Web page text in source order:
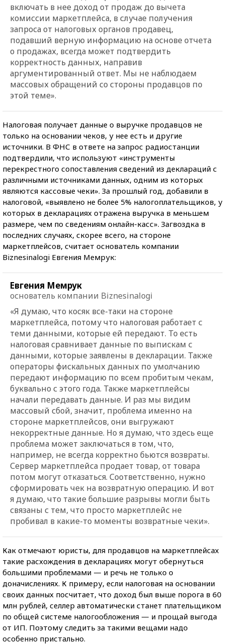
включать в нее доход от продаж до вычета
комиссии маркетплейса, в случае получения
запроса от налоговых органов продавец,
подавший верную информацию на основе отчета
о продажах, всегда может подтвердить
корректность данных, направив
аргументированный ответ. Мы не наблюдаем
массовых обращений со стороны продавцов по
этой теме».
Налоговая получает данные о выручке продавцов не
только на основании чеков, у нее есть и другие
источники. В ФНС в ответе на запрос радиостанции
подтвердили, что используют «инструменты
перекрестного сопоставления сведений из деклараций с
различными источниками данных, одним из которых
являются кассовые чеки». За прошлый год, добавили в
налоговой, «выявлено не более 5% налогоплательщиков, у
которых в декларациях отражена выручка в меньшем
размере, чем по сведениям онлайн-касс». Загвоздка в
последних случаях, скорее всего, на стороне
маркетплейсов, считает основатель компании
Biznesinalogi Евгения Мемрук:
Евгения Мемрук
основатель компании Biznesinalogi
«Я думаю, что косяк все-таки на стороне
маркетплейса, потому что налоговая работает с
теми данными, которые ей передают. То есть
налоговая сравнивает данные по выпискам с
данными, которые заявлены в декларации. Также
операторы фискальных данных по умолчанию
передают информацию по всем пробитым чекам,
буквально с этого года. Также маркетплейсы
начали передавать данные. И раз мы видим
массовый сбой, значит, проблема именно на
стороне маркетплейсов, они выгружают
некорректные данные. Но я думаю, что здесь еще
проблема может заключаться в том, что,
например, не всегда корректно бьются возвраты.
Сервер маркетплейса продает товар, от товара
потом могут отказаться. Соответственно, нужно
сформировать чек на возвратную операцию. И вот
я думаю, что такие большие разрывы могли быть
связаны с тем, что просто маркетплейс не
пробивал в какие-то моменты возвратные чеки».
Как отмечают юристы, для продавцов на маркетплейсах
такие расхождения в декларациях могут обернуться
большими проблемами — и речь не только о
доначислениях. К примеру, если налоговая на основании
своих данных посчитает, что доход был выше порога в 60
млн рублей, селлер автоматически станет плательщиком
по общей системе налогообложения — и прощай выгода
от ИП. Поэтому следить за такими вещами надо
особенно пристально.